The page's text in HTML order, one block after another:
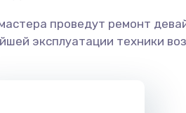
проведут ремонт
эксплуатации техники